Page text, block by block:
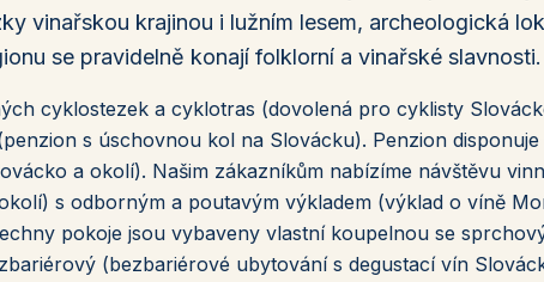
vinařskou krajinou i lužním lesem, archeologická
se pravidelně konají folklorní a vinařské slavnosti.
cyklostezek a cyklotras (dovolená pro cyklisty
s úschovnou kol na Slovácku). Penzion
a okolí). Našim zákazníkům nabízíme návštěvu
s odborným a poutavým výkladem (výklad o víně
pokoje jsou vybaveny vlastní koupelnou se
(bezbariérové ubytování s degustací vín